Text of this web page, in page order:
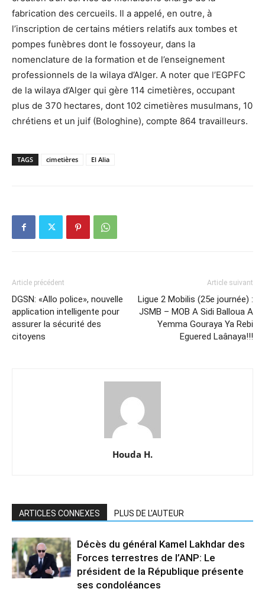
fabrication des cercueils. Il a appelé, en outre, à
l’inscription de certains métiers relatifs aux tombes et
pompes funèbres dont le fossoyeur, dans la
nomenclature de la formation et de l’enseignement
professionnels de la wilaya d’Alger. A noter que l’EGPFC
de la wilaya d’Alger qui gère 114 cimetières, occupant
plus de 370 hectares, dont 102 cimetières musulmans, 10
chrétiens et un juif (Bologhine), compte 864 travailleurs.
TAGS cimetières El Alia
Article précédent
DGSN: «Allo police», nouvelle
application intelligente pour
assurer la sécurité des
citoyens
Article suivant
Ligue 2 Mobilis (25e journée) :
JSMB – MOB A Sidi Balloua A
Yemma Gouraya Ya Rebi
Eguered Laânaya!!!
Houda H.
ARTICLES CONNEXES PLUS DE L'AUTEUR
Décès du général Kamel Lakhdar des
Forces terrestres de l’ANP: Le
président de la République présente
ses condoléances